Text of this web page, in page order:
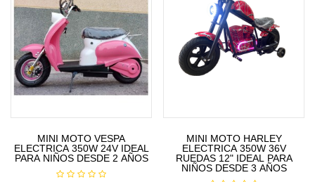
MINI MOTO VESPA
ELECTRICA 350W 24V IDEAL
PARA NIÑOS DESDE 2 AÑOS
MINI MOTO HARLEY
ELECTRICA 350W 36V
RUEDAS 12" IDEAL PARA
NIÑOS DESDE 3 AÑOS